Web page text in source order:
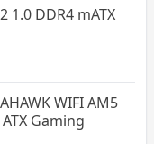
1.0 DDR4 mATX
WIFI AM5
Gaming